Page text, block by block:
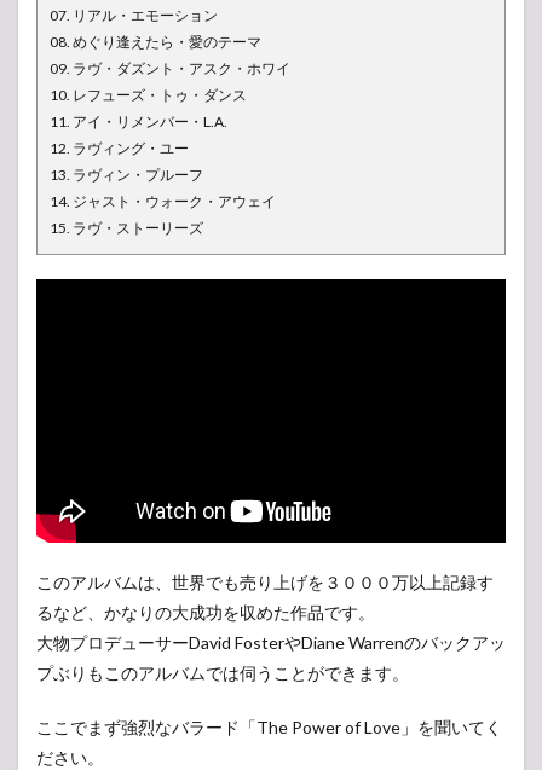
07. リアル・エモーション
08. めぐり逢えたら・愛のテーマ
09. ラヴ・ダズント・アスク・ホワイ
10. レフューズ・トゥ・ダンス
11. アイ・リメンバー・L.A.
12. ラヴィング・ユー
13. ラヴィン・プルーフ
14. ジャスト・ウォーク・アウェイ
15. ラヴ・ストーリーズ
このアルバムは、世界でも売り上げを３０００万以上記録す
るなど、かなりの大成功を収めた作品です。
大物プロデューサーDavid FosterやDiane Warrenのバックアッ
プぶりもこのアルバムでは伺うことができます。
ここでまず強烈なバラード「The Power of Love」を聞いてく
ださい。